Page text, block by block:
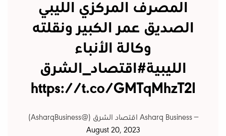
المصرف المركزي الليبي
الصديق عمر الكبير ونقلته
وكالة الأنباء
الليبية#اقتصاد_الشرق
https://t.co/GMTqMhzT2I
— Asharq Business اقتصاد الشرق (@AsharqBusiness)
August 20, 2023